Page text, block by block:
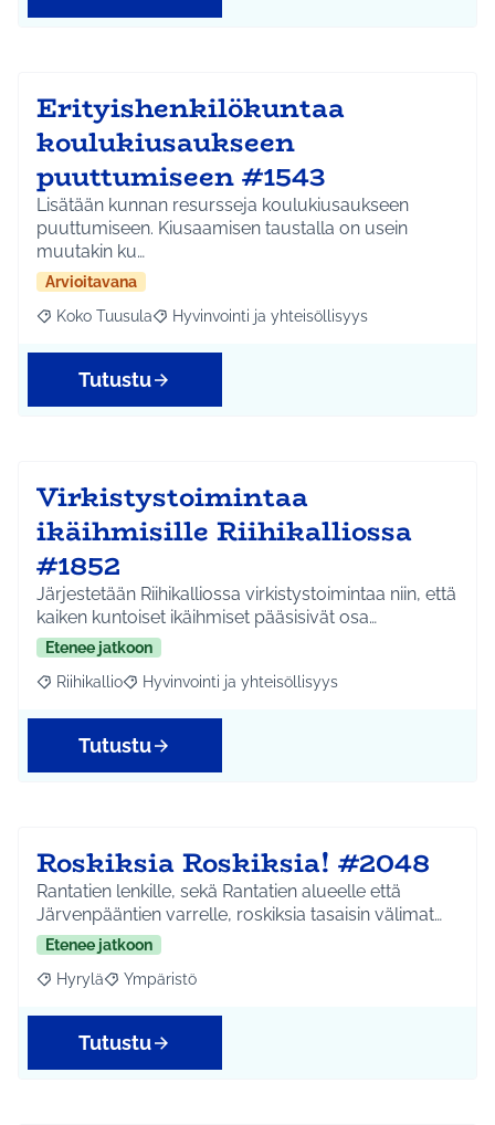
Erityishenkilökuntaa
koulukiusaukseen
puuttumiseen #1543
Lisätään kunnan resursseja koulukiusaukseen
puuttumiseen. Kiusaamisen taustalla on usein
muutakin ku…
Arvioitavana
Rajaa tulokset aihepiirin mukaan: Koko Tuusula
Koko Tuusula Rajaa tulokset teeman mukaan: Hyvinvointi ja
Hyvinvointi ja yhteisöllisyys
Tutustu
Virkistystoimintaa
ikäihmisille Riihikalliossa
#1852
Järjestetään Riihikalliossa virkistystoimintaa niin, että
kaiken kuntoiset ikäihmiset pääsisivät osa…
Etenee jatkoon
Rajaa tulokset aihepiirin mukaan: Riihikallio
Riihikallio Rajaa tulokset teeman mukaan: Hyvinvointi ja
Hyvinvointi ja yhteisöllisyys
Tutustu
Roskiksia Roskiksia! #2048
Rantatien lenkille, sekä Rantatien alueelle että
Järvenpääntien varrelle, roskiksia tasaisin välimat…
Etenee jatkoon
Rajaa tulokset aihepiirin mukaan: Hyrylä
Hyrylä Rajaa tulokset teeman mukaan: Ympäristö
Ympäristö
Tutustu